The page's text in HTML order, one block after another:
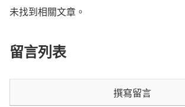
未找到相關文章。
留言列表
撰寫留言